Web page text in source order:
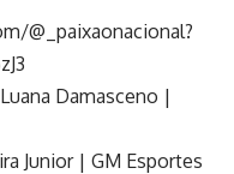
@_paixaonacional?
Damasceno |
Junior | GM Esportes